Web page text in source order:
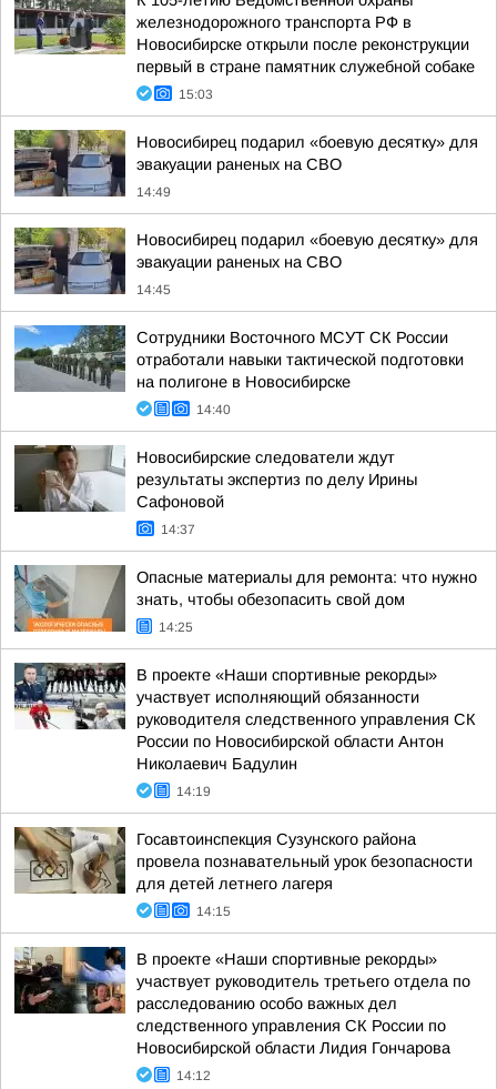
железнодорожного транспорта РФ в
Новосибирске открыли после реконструкции
первый в стране памятник служебной собаке
15:03
Новосибирец подарил «боевую десятку» для
эвакуации раненых на СВО
14:49
Новосибирец подарил «боевую десятку» для
эвакуации раненых на СВО
14:45
Сотрудники Восточного МСУТ СК России
отработали навыки тактической подготовки
на полигоне в Новосибирске
14:40
Новосибирские следователи ждут
результаты экспертиз по делу Ирины
Сафоновой
14:37
Опасные материалы для ремонта: что нужно
знать, чтобы обезопасить свой дом
14:25
В проекте «Наши спортивные рекорды»
участвует исполняющий обязанности
руководителя следственного управления СК
России по Новосибирской области Антон
Николаевич Бадулин
14:19
Госавтоинспекция Сузунского района
провела познавательный урок безопасности
для детей летнего лагеря
14:15
В проекте «Наши спортивные рекорды»
участвует руководитель третьего отдела по
расследованию особо важных дел
следственного управления СК России по
Новосибирской области Лидия Гончарова
14:12